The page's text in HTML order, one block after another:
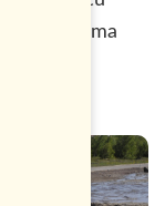
predelima
od